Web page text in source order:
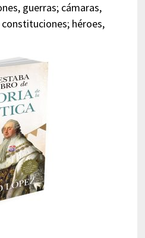
guerras; cámaras,
héroes,